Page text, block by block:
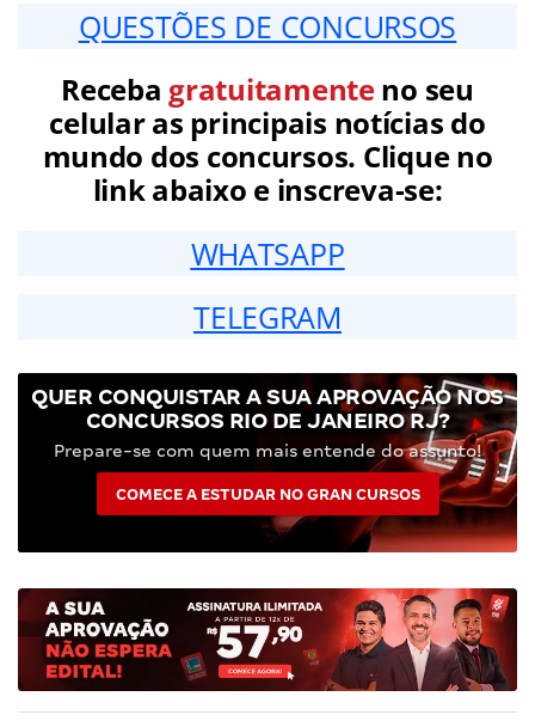
QUESTÕES DE CONCURSOS
Receba gratuitamenteno seu
celular as principais notícias do
mundo dos concursos. Clique no
link abaixo e inscreva-se:
WHATSAPP
TELEGRAM
QUER CONQUISTAR A SUA APROVAÇÃO NOS
CONCURSOS RIO DE JANEIRO RJ?
Prepare-se com quem mais entende do assunto!
COMECE A ESTUDAR NO GRAN CURSOS